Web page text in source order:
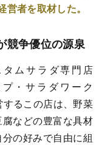
者を取材した。
競争優位の源泉
ムサラダ専門店
プ・サラダワーク
るこの店は、野菜
などの豊富な具材
の好みで自由に組